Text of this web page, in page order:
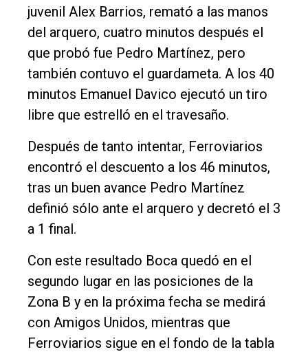
juvenil Alex Barrios, remató a las manos
del arquero, cuatro minutos después el
que probó fue Pedro Martínez, pero
también contuvo el guardameta. A los 40
minutos Emanuel Davico ejecutó un tiro
libre que estrelló en el travesaño.
Después de tanto intentar, Ferroviarios
encontró el descuento a los 46 minutos,
tras un buen avance Pedro Martínez
definió sólo ante el arquero y decretó el 3
a 1 final.
Con este resultado Boca quedó en el
segundo lugar en las posiciones de la
Zona B y en la próxima fecha se medirá
con Amigos Unidos, mientras que
Ferroviarios sigue en el fondo de la tabla